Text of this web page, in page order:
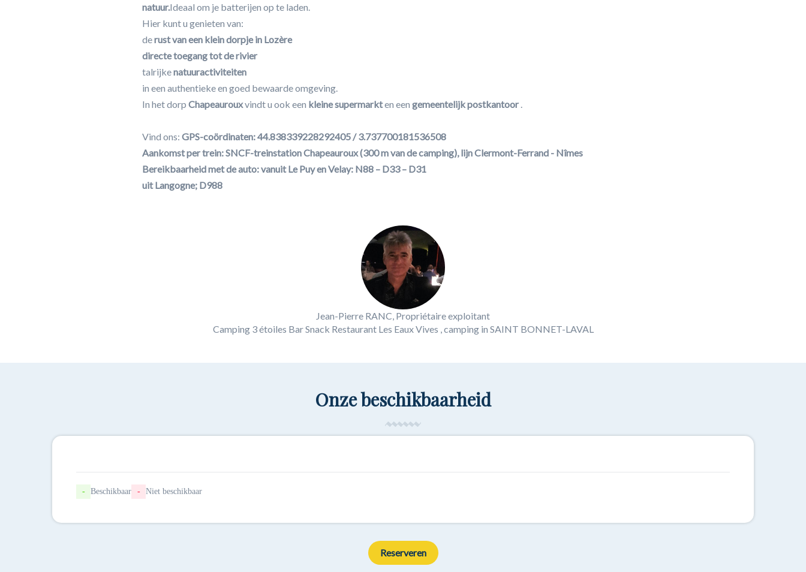
natuur.Ideaal om je batterijen op te laden.
Hier kunt u genieten van:
derust van een klein dorpje in Lozère
directe toegang tot de rivier
talrijkenatuuractiviteiten
in een authentieke en goed bewaarde omgeving.
In het dorp Chapeaurouxvindt u ook een kleine supermarkten een gemeentelijk postkantoor .
Vind ons: GPS-coördinaten: 44.838339228292405 / 3.737700181536508
Aankomst per trein: SNCF-treinstation Chapeauroux (300 m van de camping), lijn Clermont-Ferrand - Nîmes
Bereikbaarheid met de auto: vanuit Le Puy en Velay: N88 – D33 – D31
uit Langogne; D988
Jean-Pierre RANC, Propriétaire exploitant
Camping 3 étoiles Bar Snack Restaurant Les Eaux Vives , camping in SAINT BONNET-LAVAL
Onze beschikbaarheid
- Beschikbaar - Niet beschikbaar
Reserveren